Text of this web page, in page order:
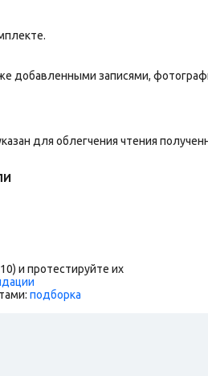
добавленными записями,
для облегчения чтения
и протестируйте их
подборка